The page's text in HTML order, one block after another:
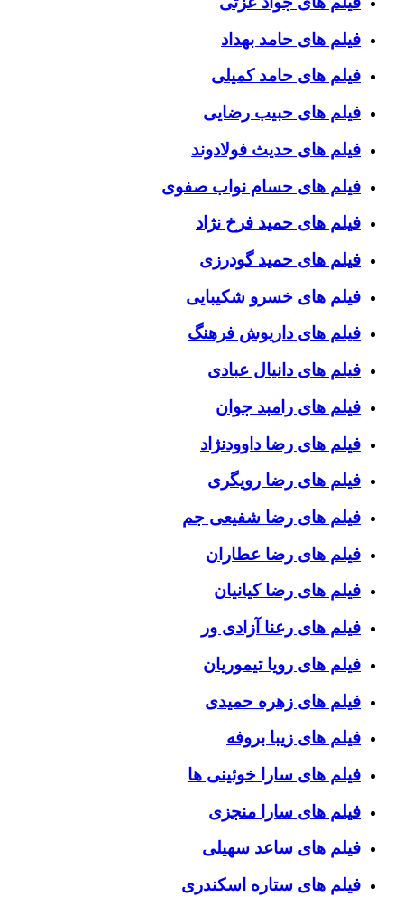
فیلم های حامد بهداد
فیلم های حامد کمیلی
فیلم های حبیب رضایی
فیلم های حدیث فولادوند
فیلم های حسام نواب صفوی
فیلم های حمید فرخ نژاد
فیلم های حمید گودرزی
فیلم های خسرو شکیبایی
فیلم های داریوش فرهنگ
فیلم های دانیال عبادی
فیلم های رامبد جوان
فیلم های رضا داوودنژاد
فیلم های رضا رویگری
فیلم های رضا شفیعی جم
فیلم های رضا عطاران
فیلم های رضا کیانیان
فیلم های رعنا آزادی ور
فیلم های رویا تیموریان
فیلم های زهره حمیدی
فیلم های زیبا بروفه
فیلم های سارا خوئینی ها
فیلم های سارا منجزی
فیلم های ساعد سهیلی
فیلم های ستاره اسکندری